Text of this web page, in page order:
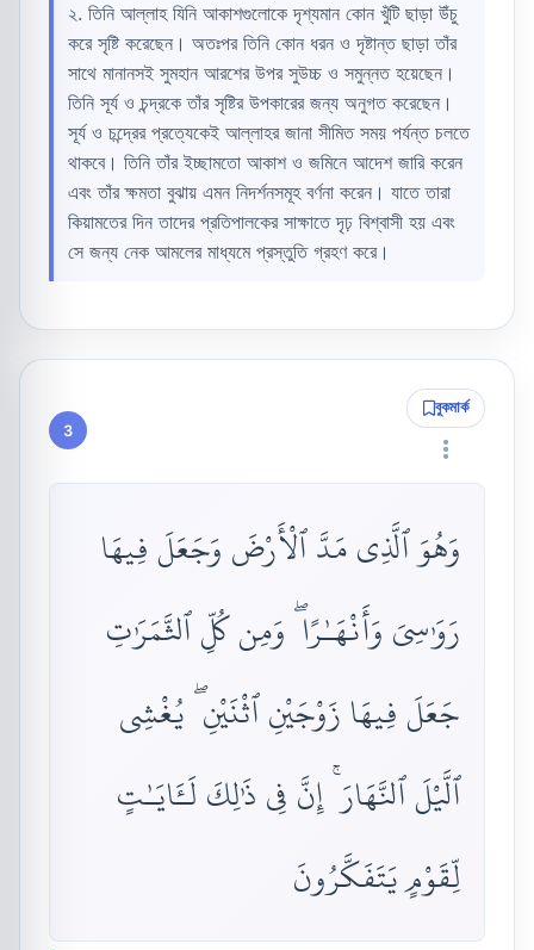
২. তিনি আল্লাহ যিনি আকাশগুলোকে দৃশ্যমান কোন খুঁটি ছাড়া উঁচু
করে সৃষ্টি করেছেন। অতঃপর তিনি কোন ধরন ও দৃষ্টান্ত ছাড়া তাঁর
সাথে মানানসই সুমহান আরশের উপর সুউচ্চ ও সমুন্নত হয়েছেন।
তিনি সূর্য ও চন্দ্রকে তাঁর সৃষ্টির উপকারের জন্য অনুগত করেছেন।
সূর্য ও চন্দ্রের প্রত্যেকেই আল্লাহর জানা সীমিত সময় পর্যন্ত চলতে
থাকবে। তিনি তাঁর ইচ্ছামতো আকাশ ও জমিনে আদেশ জারি করেন
এবং তাঁর ক্ষমতা বুঝায় এমন নিদর্শনসমূহ বর্ণনা করেন। যাতে তারা
কিয়ামতের দিন তাদের প্রতিপালকের সাক্ষাতে দৃঢ় বিশ্বাসী হয় এবং
সে জন্য নেক আমলের মাধ্যমে প্রস্তুতি গ্রহণ করে।
3
বুকমার্ক
وَهُوَ ٱلَّذِى مَدَّ ٱلْأَرْضَ وَجَعَلَ فِيهَا
رَوَٰسِىَ وَأَنْهَـٰرًا ۖ وَمِن كُلِّ ٱلثَّمَرَٰتِ
جَعَلَ فِيهَا زَوْجَيْنِ ٱثْنَيْنِ ۖ يُغْشِى
ٱلَّيْلَ ٱلنَّهَارَ ۚ إِنَّ فِى ذَٰلِكَ لَـَٔايَـٰتٍ
لِّقَوْمٍ يَتَفَكَّرُونَ